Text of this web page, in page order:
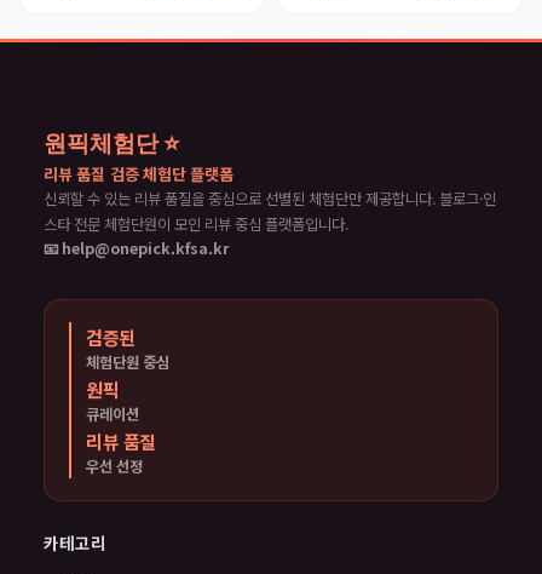
원픽체험단 ⭐
리뷰 품질 검증 체험단 플랫폼
신뢰할 수 있는 리뷰 품질을 중심으로 선별된 체험단만 제공합니다. 블로그·인
스타 전문 체험단원이 모인 리뷰 중심 플랫폼입니다.
📧 help@onepick.kfsa.kr
검증된
체험단원 중심
원픽
큐레이션
리뷰 품질
우선 선정
카테고리